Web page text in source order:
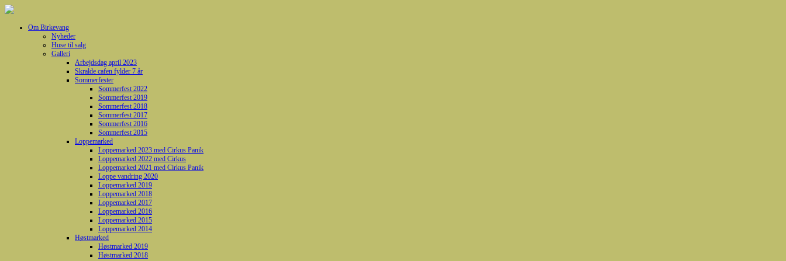
Om Birkevang
Nyheder
Huse til salg
Galleri
Arbejdsdag april 2023
Skralde cafen fylder 7 år
Sommerfester
Sommerfest 2022
Sommerfest 2019
Sommerfest 2018
Sommerfest 2017
Sommerfest 2016
Sommerfest 2015
Loppemarked
Loppemarked 2023 med Cirkus Panik
Loppemarked 2022 med Cirkus
Loppemarked 2021 med Cirkus Panik
Loppe vandring 2020
Loppemarked 2019
Loppemarked 2018
Loppemarked 2017
Loppemarked 2016
Loppemarked 2015
Loppemarked 2014
Høstmarked
Høstmarked 2019
Høstmarked 2018